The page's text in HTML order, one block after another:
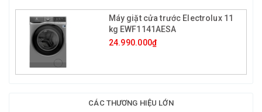
Máy giặt cửa trước Electrolux 11
kg EWF1141AESA
24.990.000₫
CÁC THƯƠNG HIỆU LỚN